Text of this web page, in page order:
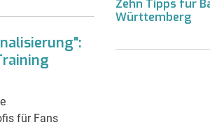
für Fans
Zehn Tipps für
Württemberg